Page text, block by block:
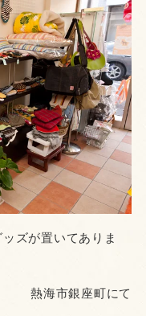
ズが置いてありま
熱海市銀座町にて